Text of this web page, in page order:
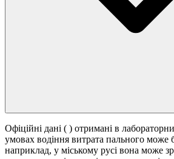
Офіційні дані ( ) отримані в
умовах водіння витрата пального
наприклад, у міському русі вона може